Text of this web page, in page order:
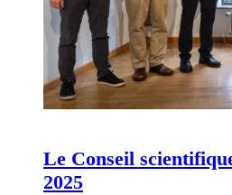
Le Conseil
2025